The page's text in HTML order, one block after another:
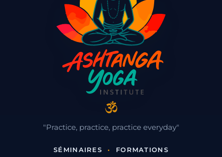
"Practice, practice, practice everyday"
SÉMINAIRES •
FORMATIONS